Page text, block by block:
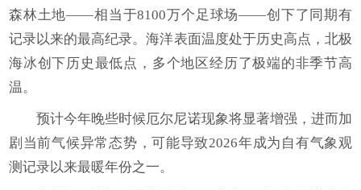
森林土地——相当于8100万个足球场——创下了同期有
记录以来的最高纪录。海洋表面温度处于历史高点，北极
海冰创下历史最低点，多个地区经历了极端的非季节高
温。
预计今年晚些时候厄尔尼诺现象将显著增强，进而加
剧当前气候异常态势，可能导致2026年成为自有气象观
测记录以来最暖年份之一。